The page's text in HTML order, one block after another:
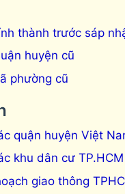
thành trước sáp
huyện cũ
phường cũ
quận huyện Việt
khu dân cư TP.HCM
giao thông